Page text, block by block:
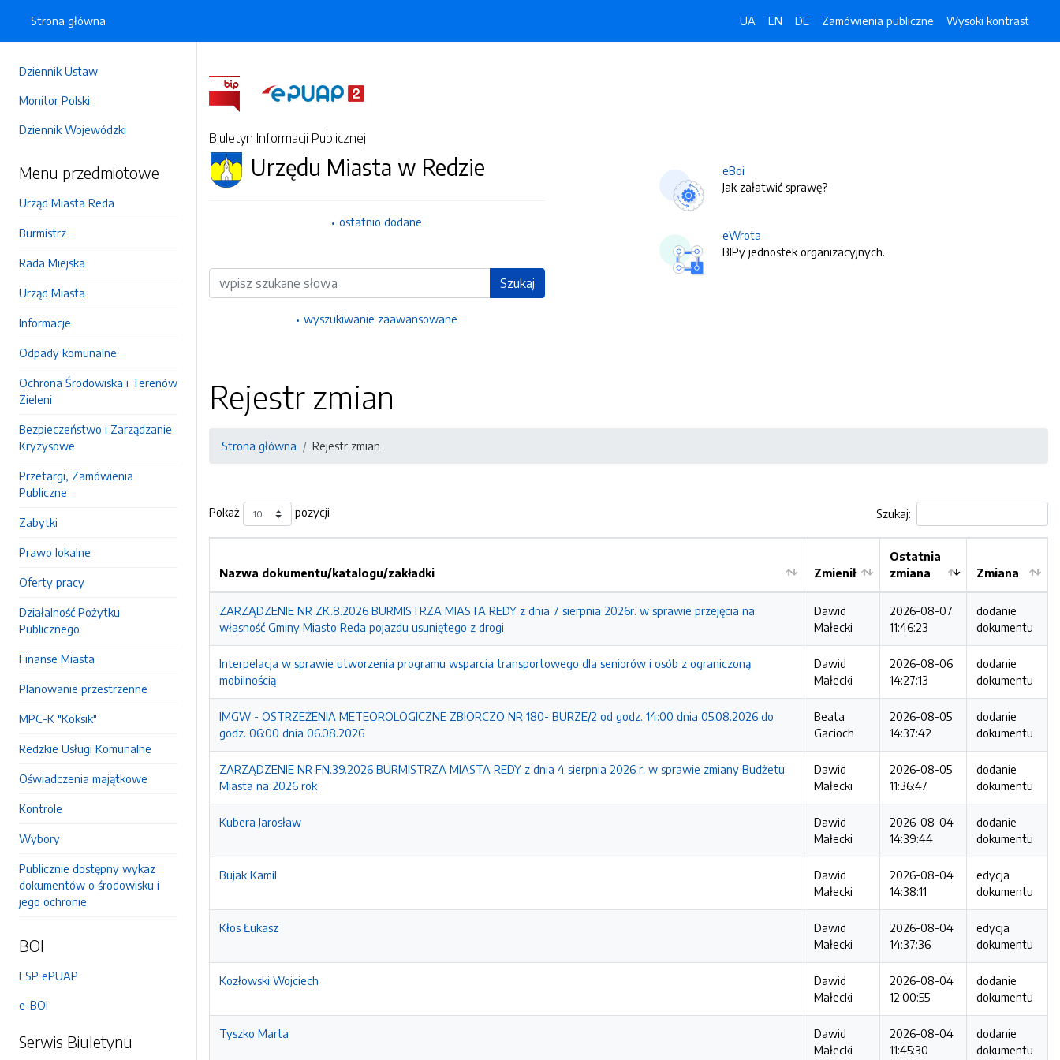
Dziennik Ustaw
Monitor Polski
Dziennik Wojewódzki
Menu przedmiotowe
Urząd Miasta Reda
Burmistrz
Rada Miejska
Urząd Miasta
Informacje
Odpady komunalne
Ochrona Środowiska i Terenów
Zieleni
Bezpieczeństwo i Zarządzanie
Kryzysowe
Przetargi, Zamówienia
Publiczne
Zabytki
Prawo lokalne
Oferty pracy
Działalność Pożytku
Publicznego
Finanse Miasta
Planowanie przestrzenne
MPC-K "Koksik"
Redzkie Usługi Komunalne
Oświadczenia majątkowe
Kontrole
Wybory
Publicznie dostępny wykaz
dokumentów o środowisku i
jego ochronie
BOI
ESP ePUAP
e-BOI
Serwis Biuletynu
Strona główna UA EN DE Zamówienia publiczne Wysoki kontrast
Biuletyn Informacji Publicznej
Urzędu Miasta w Redzie
ostatnio dodane
Wyszukiwarka Szukaj
wyszukiwanie zaawansowane
eBoi
Jak załatwić sprawę?
eWrota
BIPy jednostek organizacyjnych.
Rejestr zmian
Strona główna Rejestr zmian
Pokaż pozycji Szukaj:
Nazwa dokumentu/katalogu/zakładki Zmienił
Ostatnia
zmiana
Zmiana
ZARZĄDZENIE NR ZK.8.2026 BURMISTRZA MIASTA REDY z dnia 7 sierpnia 2026r. w sprawie przejęcia na
własność Gminy Miasto Reda pojazdu usuniętego z drogi
Dawid
Małecki
2026-08-07
11:46:23
dodanie
dokumentu
Interpelacja w sprawie utworzenia programu wsparcia transportowego dla seniorów i osób z ograniczoną
mobilnością
Dawid
Małecki
2026-08-06
14:27:13
dodanie
dokumentu
IMGW - OSTRZEŻENIA METEOROLOGICZNE ZBIORCZO NR 180- BURZE/2 od godz. 14:00 dnia 05.08.2026 do
godz. 06:00 dnia 06.08.2026
Beata
Gacioch
2026-08-05
14:37:42
dodanie
dokumentu
ZARZĄDZENIE NR FN.39.2026 BURMISTRZA MIASTA REDY z dnia 4 sierpnia 2026 r. w sprawie zmiany Budżetu
Miasta na 2026 rok
Dawid
Małecki
2026-08-05
11:36:47
dodanie
dokumentu
Kubera Jarosław
Dawid
Małecki
2026-08-04
14:39:44
dodanie
dokumentu
Bujak Kamil
Dawid
Małecki
2026-08-04
14:38:11
edycja
dokumentu
Kłos Łukasz
Dawid
Małecki
2026-08-04
14:37:36
edycja
dokumentu
Kozłowski Wojciech
Dawid
Małecki
2026-08-04
12:00:55
dodanie
dokumentu
Tyszko Marta
Dawid
Małecki
2026-08-04
11:45:30
dodanie
dokumentu